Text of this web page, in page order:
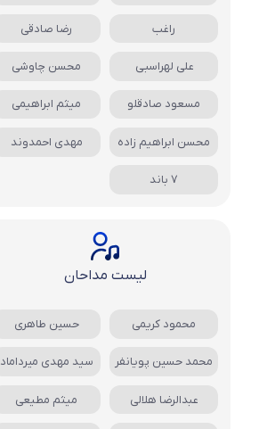
راغب رضا صادقی
علی لهراسبی محسن چاوشی
مسعود صادقلو میثم ابراهیمی
محسن ابراهیم زاده مهدی احمدوند
7 باند
لیست مداحان
محمود کریمی حسین طاهری
محمد حسین پویانفر سید مهدی میرداماد
عبدالرضا هلالی میثم مطیعی